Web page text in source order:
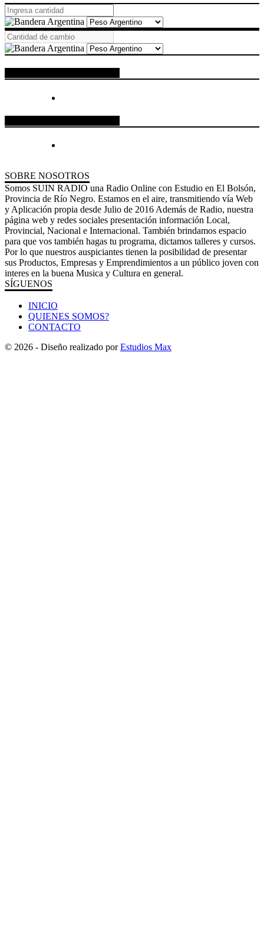
SOBRE NOSOTROS
Somos SUIN RADIO una Radio Online con Estudio en El Bolsón,
Provincia de Río Negro. Estamos en el aire, transmitiendo vía Web
y Aplicación propia desde Julio de 2016 Además de Radio, nuestra
página web y redes sociales presentación información Local,
Provincial, Nacional e Internacional. También brindamos espacio
para que vos también hagas tu programa, dictamos talleres y cursos.
Por lo que nuestros auspiciantes tienen la posibilidad de presentar
sus Productos, Empresas y Emprendimientos a un público joven con
interes en la buena Musica y Cultura en general.
SÍGUENOS
INICIO
QUIENES SOMOS?
CONTACTO
© 2026 - Diseño realizado porEstudios Max